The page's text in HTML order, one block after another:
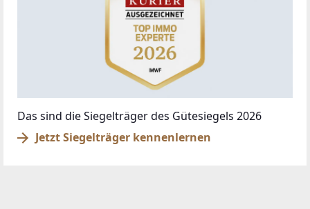
Das sind die Siegelträger des Gütesiegels 2026
Jetzt Siegelträger kennenlernen